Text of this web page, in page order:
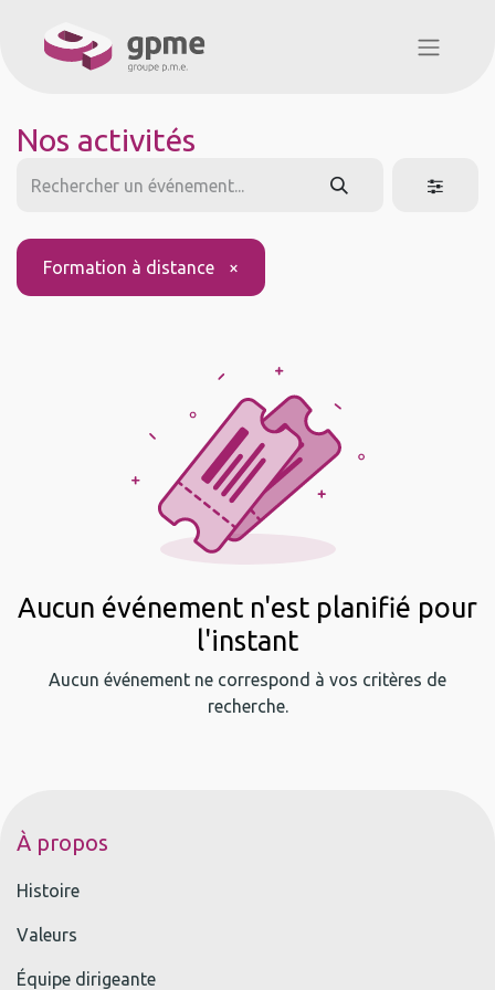
Nos activités
Formation à distance ×
Aucun événement n'est planifié pour
l'instant
Aucun événement ne correspond à vos critères de
recherche.
À propos
Histoire
Valeurs
Équipe dirigeante